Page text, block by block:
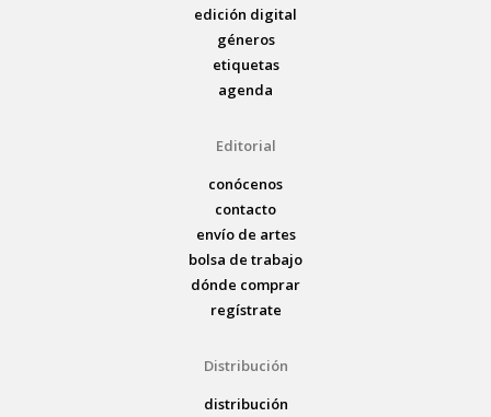
edición digital
géneros
etiquetas
agenda
Editorial
conócenos
contacto
envío de artes
bolsa de trabajo
dónde comprar
regístrate
Distribución
distribución